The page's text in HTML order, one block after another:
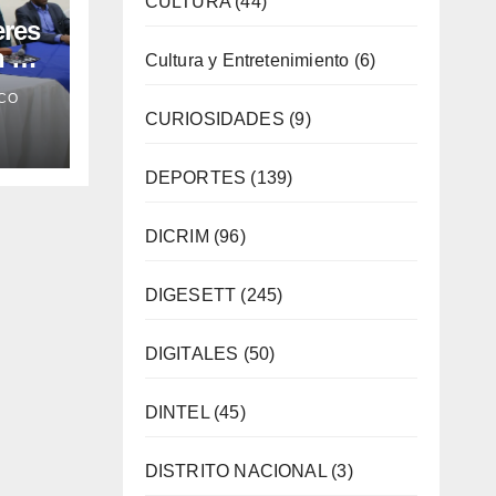
a
Cultura y Entretenimiento (6)
CURIOSIDADES (9)
DEPORTES (139)
DICRIM (96)
DIGESETT (245)
DIGITALES (50)
DINTEL(45)
DISTRITO NACIONAL(3)